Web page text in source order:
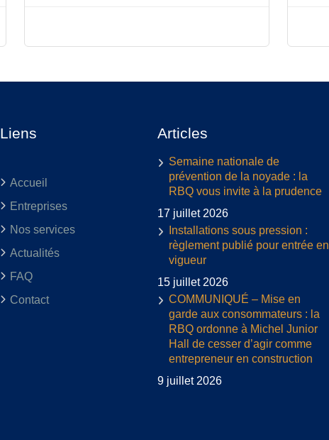
Liens
Accueil
Entreprises
Nos services
Actualités
FAQ
Contact
Articles
Semaine nationale de
prévention de la noyade : la
RBQ vous invite à la prudence
17 juillet 2026
Installations sous pression :
règlement publié pour entrée en
vigueur
15 juillet 2026
COMMUNIQUÉ – Mise en
garde aux consommateurs : la
RBQ ordonne à Michel Junior
Hall de cesser d’agir comme
entrepreneur en construction
9 juillet 2026